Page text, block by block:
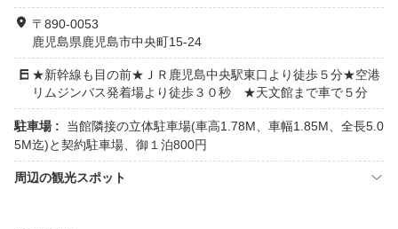
〒890-0053
鹿児島県鹿児島市中央町15-24
★新幹線も目の前★ＪＲ鹿児島中央駅東口より徒歩５分★空港
リムジンバス発着場より徒歩３０秒 ★天文館まで車で５分
駐車場 :
当館隣接の立体駐車場(車高1.78M、車幅1.85M、全長5.0
5M迄)と契約駐車場、御１泊800円
周辺の観光スポット